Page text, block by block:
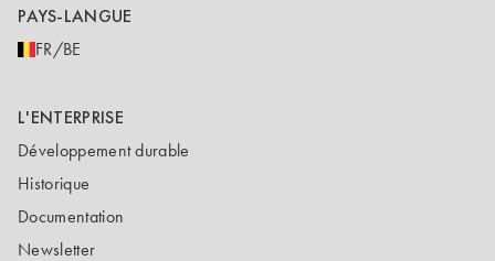
PAYS-LANGUE
FR/BE
L'ENTERPRISE
Développement durable
Historique
Documentation
Newsletter